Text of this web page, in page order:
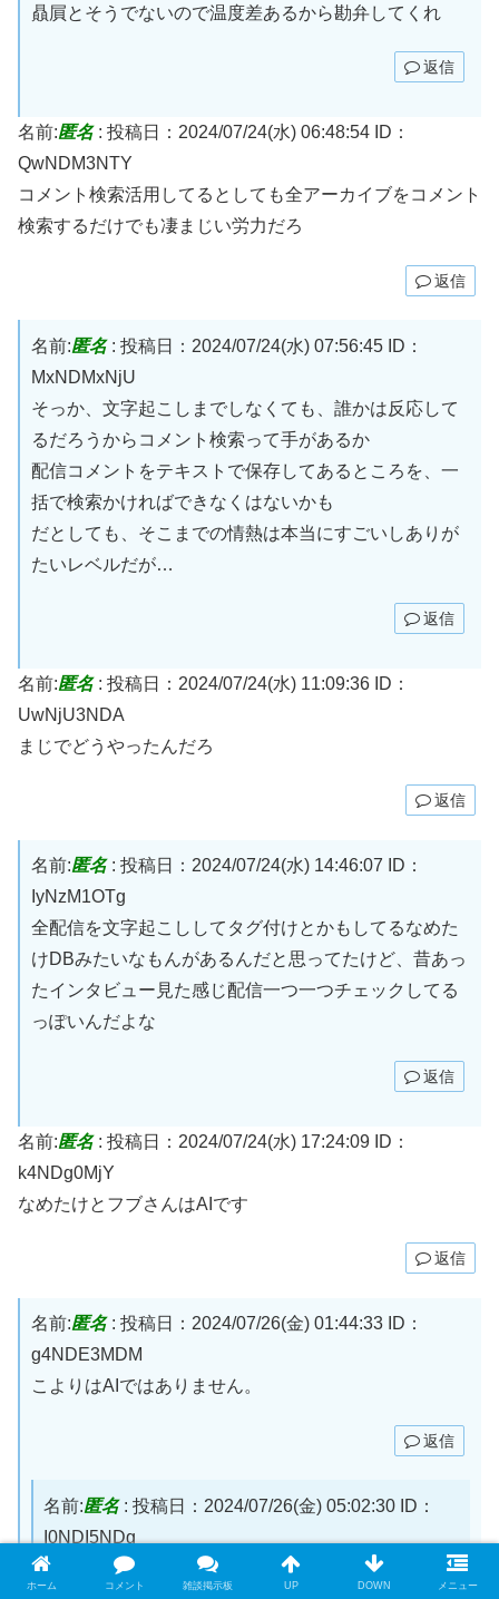
贔屓とそうでないので温度差あるから勘弁してくれ
返信
名前:匿名: 投稿日：2024/07/24(水) 06:48:54 ID：
QwNDM3NTY
コメント検索活用してるとしても全アーカイブをコメント
検索するだけでも凄まじい労力だろ
返信
名前:匿名: 投稿日：2024/07/24(水) 07:56:45
ID：
MxNDMxNjU
そっか、文字起こしまでしなくても、誰かは反応して
るだろうからコメント検索って手があるか
配信コメントをテキストで保存してあるところを、一
括で検索かければできなくはないかも
だとしても、そこまでの情熱は本当にすごいしありが
たいレベルだが…
返信
名前:匿名: 投稿日：2024/07/24(水) 11:09:36 ID：
UwNjU3NDA
まじでどうやったんだろ
返信
名前:匿名: 投稿日：2024/07/24(水) 14:46:07
ID：
IyNzM1OTg
全配信を文字起こししてタグ付けとかもしてるなめた
けDBみたいなもんがあるんだと思ってたけど、昔あっ
たインタビュー見た感じ配信一つ一つチェックしてる
っぽいんだよな
返信
名前:匿名: 投稿日：2024/07/24(水) 17:24:09 ID：
k4NDg0MjY
なめたけとフブさんはAIです
返信
名前:匿名: 投稿日：2024/07/26(金) 01:44:33
ID：
g4NDE3MDM
こよりはAIではありません。
返信
名前:匿名: 投稿日：2024/07/26(金) 05:02:30 ID：
I0NDI5NDg
こよりはAIではありませんが、AIこよりが別に存在
ホーム コメント 雑談掲示板 UP DOWN メニュー